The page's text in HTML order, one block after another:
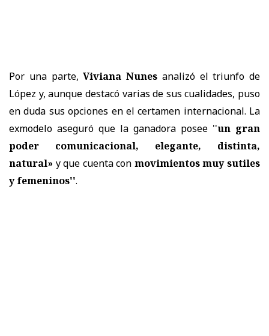
Por una parte,Viviana Nunes analizó el triunfo de
López y, aunque destacó varias de sus cualidades, puso
en duda sus opciones en el certamen internacional. La
exmodelo aseguró que la ganadora posee ''un gran
poder comunicacional, elegante, distinta,
natural» y que cuenta con movimientos muy sutiles
y femeninos''.